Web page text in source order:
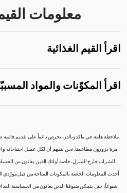
معلومات
اقرأ القيم الغذائية
اقرأ المكوّنات والمواد
ملاحظة هامة: في ماكدونالدز، نحرص دائماً على تقديم قائمة
مرة يزورون مطاعمنا. نحن نتفهم أن لكل عميل احتياجاته
الشراب خارج المنزل، خاصة أولئك الذين يعانون من
أحدث المعلومات الخاصة بالمكونات المتاحة من قبل مورّدي
شيوعاً، حتى يتمكن ضيوفنا الذين يعانون من الحساسية